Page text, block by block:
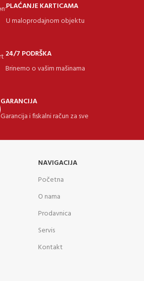
PLAĆANJE KARTICAMA
U maloprodajnom objektu
24/7 PODRŠKA
Brinemo o vašim mašinama
GARANCIJA
Garancija i fiskalni račun za sve
NAVIGACIJA
Početna
O nama
Prodavnica
Servis
Kontakt